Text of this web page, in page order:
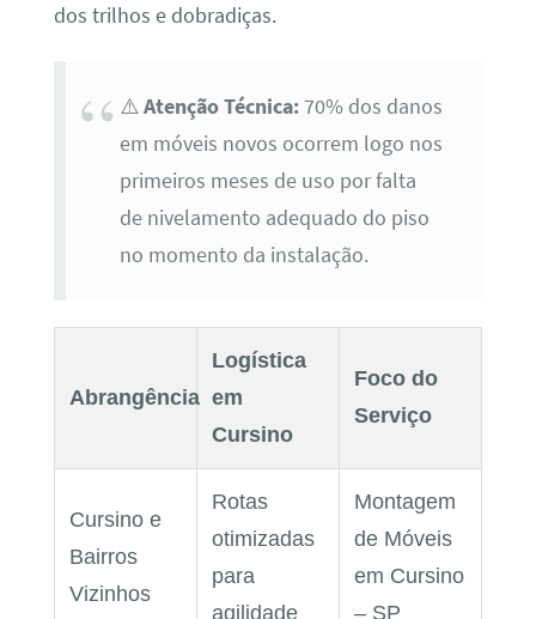
dos trilhos e dobradiças.
⚠️Atenção Técnica:70% dos danos
em móveis novos ocorrem logo nos
primeiros meses de uso por falta
de nivelamento adequado do piso
no momento da instalação.
Abrangência
Logística
em
Cursino
Foco do
Serviço
Cursino e
Bairros
Vizinhos
Rotas
otimizadas
para
agilidade
Montagem
de Móveis
em Cursino
– SP